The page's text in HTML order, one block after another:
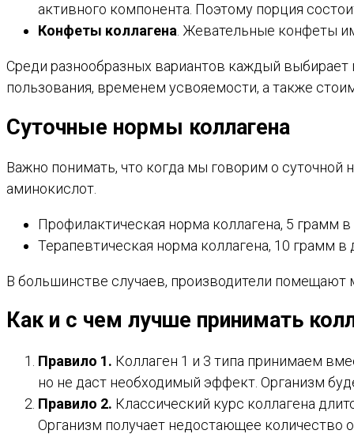
активного компонента. Поэтому порция
Конфеты коллагена. Жевательные конфеты
Среди разнообразных вариантов каждый
пользования, временем усвояемости, а также
Суточные нормы коллагена
Важно понимать, что когда мы говорим о суточной
аминокислот.
Профилактическая норма коллагена, 5 грамм
Терапевтическая норма коллагена, 10 грамм в
В большинстве случаев, производители помещают
Как и с чем лучше принимать
Правило 1. Коллаген 1 и 3 типа принимаем
но не даст необходимый эффект. Организм
Правило 2. Классический курс коллагена
Организм получает недостающее количество